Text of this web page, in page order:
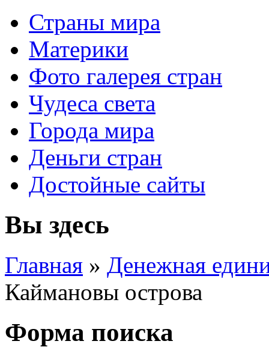
Страны мира
Материки
Фото галерея стран
Чудеса света
Города мира
Деньги стран
Достойные сайты
Вы здесь
Главная » Денежная
Каймановы острова
Форма поиска